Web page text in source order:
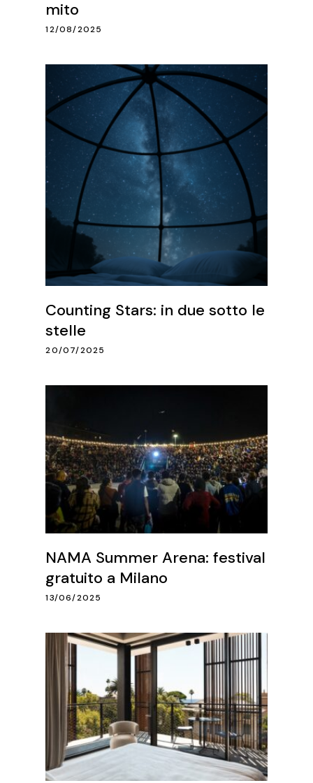
mito
12/08/2025
Counting Stars: in due sotto le
stelle
20/07/2025
NAMA Summer Arena: festival
gratuito a Milano
13/06/2025